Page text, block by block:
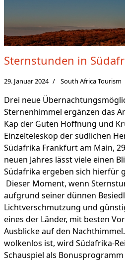
Sternstunden in
29. Januar 2024 South Africa Tourism
Drei neue
Sternenhimmel ergänzen das
Kap der Guten Hoffnung und
Einzelteleskop der südlichen
Südafrika Frankfurt am Main,
neuen Jahres lässt viele einen
Südafrika ergeben sich hierfür
Dieser Moment, wenn
aufgrund seiner dünnen
Lichtverschmutzung und
eines der Länder, mit besten
Ausblicke auf den
wolkenlos ist, wird Südafrika-
Schauspiel als